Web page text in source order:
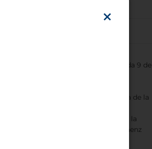
Toma Pte. Arturo Illia hasta la avenida 9 de
Obelisco de Buenos Aires en la Plaza de la
En la rotonda, toma la cuarta calle a la
izquierda hacia la Av. Pres. Roque Sáenz